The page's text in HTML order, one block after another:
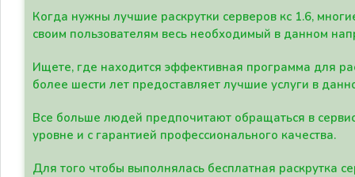
Когда нужны лучшие раскрутки серверов кс 1.6,
своим пользователям весь необходимый в данном
Ищете, где находится эффективная программа для
более шести лет предоставляет лучшие услуги в
Все больше людей предпочитают обращаться в
уровне и с гарантией профессионального качества.
Для того чтобы выполнялась бесплатная раскрутка